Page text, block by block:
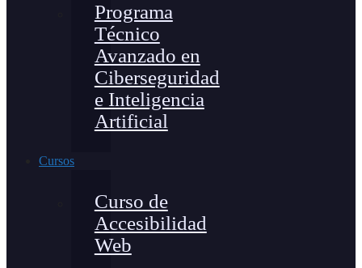
Programa
Técnico
Avanzado en
Ciberseguridad
e Inteligencia
Artificial
Cursos
Curso de
Accesibilidad
Web